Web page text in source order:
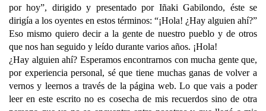
por hoy”, dirigido y presentado por Iñaki Gabilondo, éste se
dirigía a los oyentes en estos términos: “¡Hola! ¿Hay alguien ahí?”
Eso mismo quiero decir a la gente de nuestro pueblo y de otros
que nos han seguido y leído durante varios años. ¡Hola!
¿Hay alguien ahí? Esperamos encontrarnos con mucha gente que,
por experiencia personal, sé que tiene muchas ganas de volver a
vernos y leernos a través de la página web. Lo que vais a poder
leer en este escrito no es cosecha de mis recuerdos sino de otra